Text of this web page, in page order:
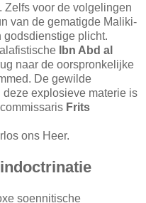
Zelfs voor de volgelingen
van de gematigde Maliki-
plicht.
Ibn Abd al
naar de oorspronkelijke
De gewilde
explosieve materie is
Frits
ons Heer.
soennitische